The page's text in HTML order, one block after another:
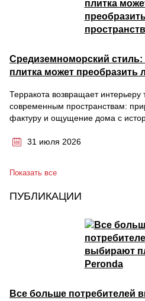
Средиземноморский стиль:
плитка может преобразить
Терракота возвращает интерьеру
современным пространствам:
фактуру и ощущение дома с
31 июля 2026
Показать все
ПУБЛИКАЦИИ
Все больше потребителей